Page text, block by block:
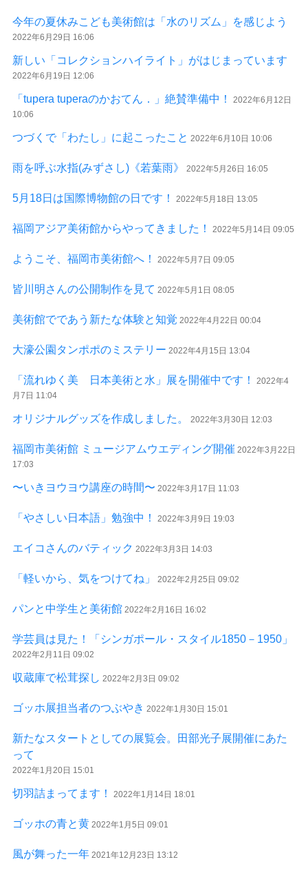
今年の夏休みこども美術館は「水のリズム」を感じよう
2022年6月29日 16:06
新しい「コレクションハイライト」がはじまっています
2022年6月19日 12:06
「tupera tuperaのかおてん．」絶賛準備中！
2022年6月12日
10:06
つづくで「わたし」に起こったこと 2022年6月10日 10:06
雨を呼ぶ水指(みずさし)《若葉雨》 2022年5月26日 16:05
5月18日は国際博物館の日です！ 2022年5月18日 13:05
福岡アジア美術館からやってきました！ 2022年5月14日 09:05
ようこそ、福岡市美術館へ！ 2022年5月7日 09:05
皆川明さんの公開制作を見て 2022年5月1日 08:05
美術館でであう新たな体験と知覚 2022年4月22日 00:04
大濠公園タンポポのミステリー 2022年4月15日 13:04
「流れゆく美 日本美術と水」展を開催中です！
2022年4
月7日 11:04
オリジナルグッズを作成しました。 2022年3月30日 12:03
福岡市美術館 ミュージアムウエディング開催 2022年3月22日
17:03
〜いきヨウヨウ講座の時間〜 2022年3月17日 11:03
「やさしい日本語」勉強中！ 2022年3月9日 19:03
エイコさんのバティック 2022年3月3日 14:03
「軽いから、気をつけてね」 2022年2月25日 09:02
パンと中学生と美術館 2022年2月16日 16:02
学芸員は見た！「シンガポール・スタイル1850－1950」
2022年2月11日 09:02
収蔵庫で松茸探し 2022年2月3日 09:02
ゴッホ展担当者のつぶやき 2022年1月30日 15:01
新たなスタートとしての展覧会。田部光子展開催にあた
って
2022年1月20日 15:01
切羽詰まってます！ 2022年1月14日 18:01
ゴッホの青と黄 2022年1月5日 09:01
風が舞った一年 2021年12月23日 13:12